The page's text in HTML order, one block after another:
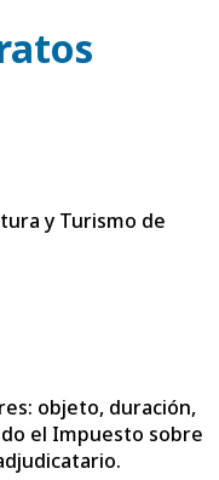
y Turismo de
objeto, duración,
el Impuesto sobre